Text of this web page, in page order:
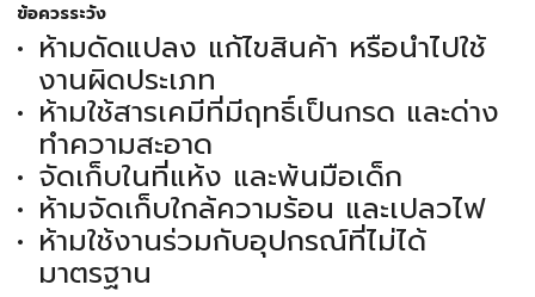
ข้อควรระวัง
ห้ามดัดแปลง แก้ไขสินค้า หรือนำไปใช้
งานผิดประเภท
ห้ามใช้สารเคมีที่มีฤทธิ์เป็นกรด และด่าง
ทำความสะอาด
จัดเก็บในที่แห้ง และพ้นมือเด็ก
ห้ามจัดเก็บใกล้ความร้อน และเปลวไฟ
ห้ามใช้งานร่วมกับอุปกรณ์ที่ไม่ได้
มาตรฐาน